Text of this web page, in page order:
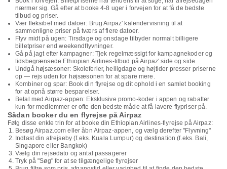
nærmer sig. Gå efter at booke 4-8 uger i forvejen for at få de bedste
tilbud og priser.
Vær fleksibel med datoer: Brug Airpaz' kalendervisning til at
sammenligne priser på tværs af flere datoer.
Flyv midt på ugen: Tirsdage og onsdage tilbyder normalt billigere
billetpriser end weekendflyvninger.
Gå på jagt efter kampagner: Tjek regelmæssigt for kampagnekoder og
tidsbegrænsede Ethiopian Airlines-tilbud på Airpaz' side og side.
Undgå højsæsoner: Skoleferier, helligdage og højtider presser priserne
op — rejs uden for højsæsonen for at spare mere.
Kombiner og spar: Book din flyrejse og dit ophold i en samlet booking
for at opnå større besparelser.
Betal med Airpaz-appen: Eksklusive promo-koder i appen og rabatter
kun for medlemmer er ofte den bedste måde at få lavere flypriser på.
Sådan booker du en flyrejse på Airpaz
Følg disse enkle trin for at booke din Ethiopian Airlines-flyrejse på Airpaz:
Besøg Airpaz.com eller åbn Airpaz-appen, og vælg derefter "Flyvning"
Indtast din afrejseby (f.eks. Kuala Lumpur) og destination (f.eks. Bali,
Singapore eller Bangkok)
Vælg din rejsedato og antal passagerer
Tryk på "Søg" for at se tilgængelige flyrejser